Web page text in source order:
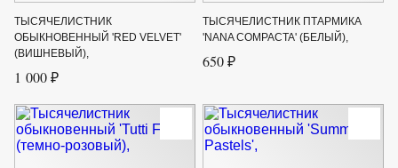
ТЫСЯЧЕЛИСТНИК
ОБЫКНОВЕННЫЙ 'RED VELVET'
(ВИШНЕВЫЙ),
1 000 ₽
ТЫСЯЧЕЛИСТНИК ПТАРМИКА
'NANA COMPACTA' (БЕЛЫЙ),
650 ₽